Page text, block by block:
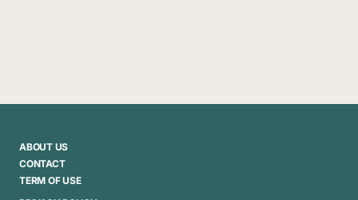
ABOUT US
CONTACT
TERM OF USE